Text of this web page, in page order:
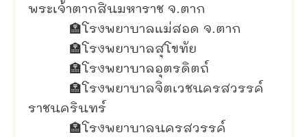
พระเจ้าตากสินมหาราช จ.ตาก
🏣 โรงพยาบาลแม่สอด จ.ตาก
🏣 โรงพยาบาลสุโขทัย
🏣 โรงพยาบาลอุตรดิตถ์
🏣 โรงพยาบาลจิตเวชนครสวรรค์
ราชนครินทร์
🏣 โรงพยาบาลนครสวรรค์